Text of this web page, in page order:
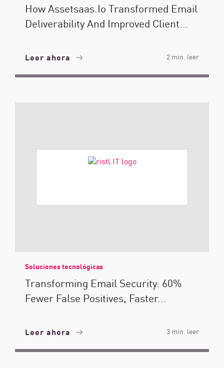
How Assetsaas.io Transformed Email
Deliverability And Improved Client...
Leer ahora 2 min. leer
Soluciones tecnológicas
Transforming Email Security: 60%
Fewer False Positives, Faster...
Leer ahora 3 min. leer